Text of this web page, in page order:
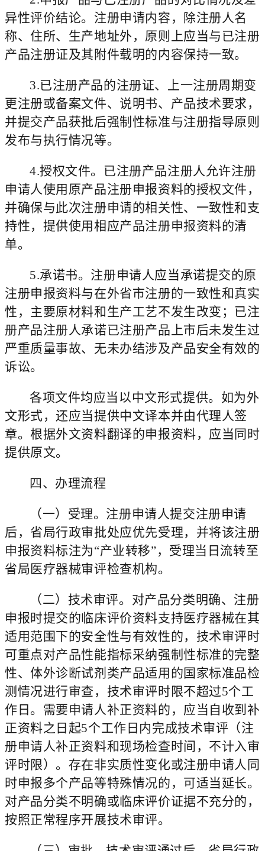
异性评价结论。注册申请内容，除注册人名
称、住所、生产地址外，原则上应当与 已注册
产品注册证及其附件载明的内容保持一致。
3.已注册产品的注册证、
上一注册周期变
更注册或备案文件、说明书、产品技术要求，
并提交产品获批后强制性标准与注册指导原则
发布与执行情况等。
4.授权文件。 已注册产品注册人 允许注册
申请人使用原产品注册申报资料的授权文件，
并确保与此次注册申请的相关性、一致性和支
持性， 提供使用相应产品注册申报资料的清
单。
5.承诺书。注册申请人应当承诺提交的原
注册申报资料与在外省市注册的一致性和真实
性 ， 主要原材料和生产工艺不发生改变 ； 已注
册产品注册人承诺已注册产品 上市后未发生过
严重质量事故、无未办结涉及产品安全有效的
诉讼。
各项文件均应当以中文形式提供。如为外
文形式，还应当提供中文译本并由代理人签
章。根据外文资料翻译的申报资料，应当同时
提供原文。
四、办理流程
（一）受理。 注册申请人提交注册申请
后，省局行政审批处应优先受理，并将该注册
申报资料标注为“产业转移”，受理当日流转至
省局医疗器械审评检查机构。
（二）技术审评。 对产品分类明确、注册
申报时提交的临床评价资料支持医疗器械在其
适用范围下的安全性与有效性的，技术审评时
可重点对产品性能指标采纳强制性标准的完整
性、体外诊断试剂类产品适用的国家标准品检
测情况进行审查，技术审评时限不超过5个工
作日。需要申请人补正资料的，应当自收到补
正资料之日起5个工作日内完成技术审评（注
册申请人补正资料和现场检查时间，不计入审
评时限）。存在非实质性变化或注册申请人同
时申报多个产品等特殊情况的，可适当延长。
对产品分类不明确或临床评价证据不充分的，
按照正常程序开展技术审评。